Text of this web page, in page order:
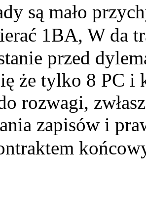
są mało
1BA, W da
przed
że tylko 8 PC i
rozwagi,
zapisów i